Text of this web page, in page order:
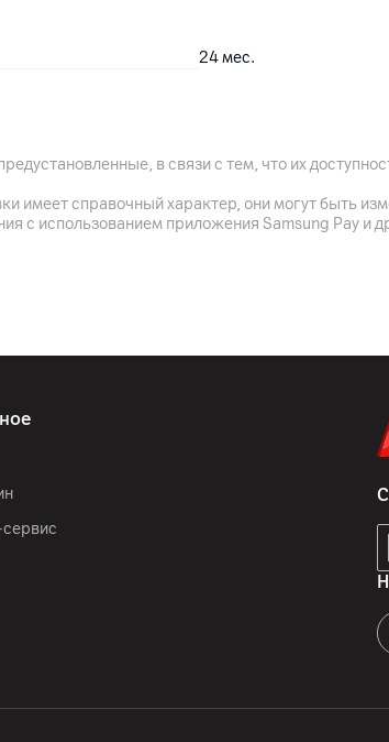
24мес.
Натан Роуд. Гонконг
кабель
в связи с тем, что их
имеет справочный характер, они могут быть
с использованием приложения Samsung Pay и